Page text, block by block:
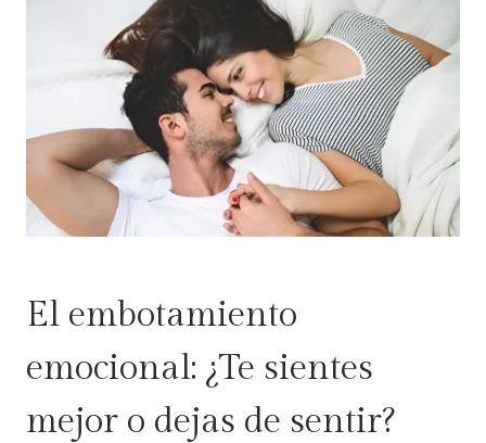
El embotamiento
emocional: ¿Te sientes
mejor o dejas de sentir?